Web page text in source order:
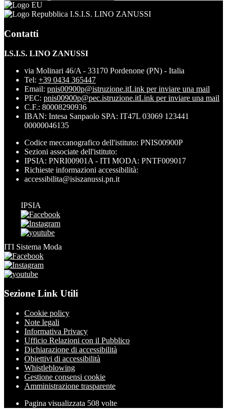
I.S.I.S. LINO ZANUSSI
Contatti
I.S.I.S. LINO ZANUSSI
via Molinari 46/A - 33170 Pordenone (PN) - Italia
Tel: +39 0434 365447
Email: pnis00900p@istruzione.itLink per inviare una mail
PEC: pnis00900p@pec.istruzione.itLink per inviare una mail
C.F.: 80008290936
IBAN: Intesa Sanpaolo SPA: IT47L 03069 123441
00000046135
Codice meccanografico dell'istituto: PNIS00900P
Sezioni associate dell'istituto:
IPSIA: PNRI00901A - ITI MODA: PNTF009017
Richieste informazioni accessibilità:
accessibilita@isiszanussi.pn.it
IPSIA
ITI Sistema Moda
Sezione Link Utili
Cookie policy
Note legali
Informativa Privacy
Ufficio Relazioni con il Pubblico
Dichiarazione di accessibilità
Obiettivi di accessibilità
Whistleblowing
Gestione consensi cookie
Amministrazione trasparente
Pagina visualizzata 508 volte